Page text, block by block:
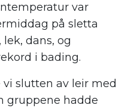
var
på sletta
dans, og
i bading.
slutten av leir med
gruppene hadde